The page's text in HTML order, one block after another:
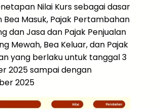
Nilai Kurs sebagai dasar
Bea Masuk, Pajak Pertambahan
dan Jasa dan Pajak Penjualan
Mewah, Bea Keluar, dan Pajak
yang berlaku untuk tanggal 3
2025 sampai dengan
2025